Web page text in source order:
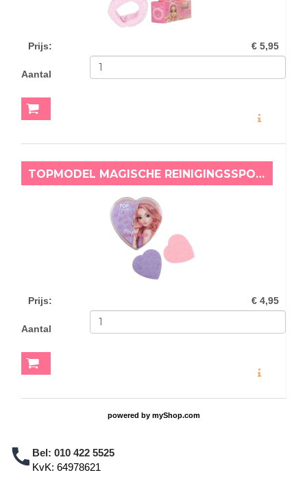
Prijs: € 5,95
Aantal
TOPMODEL MAGISCHE REINIGINGSSPONSJES
Prijs: € 4,95
Aantal
powered by myShop.com
Bel: 010 422 5525
KvK: 64978621